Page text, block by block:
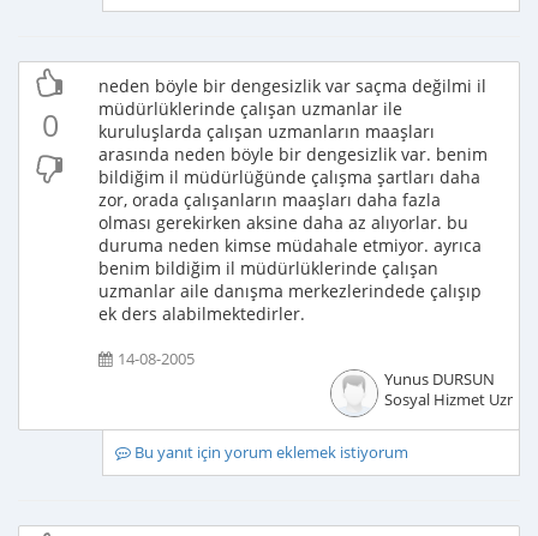
0
neden böyle bir dengesizlik var saçma değilmi il
müdürlüklerinde çalışan uzmanlar ile
kuruluşlarda çalışan uzmanların maaşları
arasında neden böyle bir dengesizlik var. benim
bildiğim il müdürlüğünde çalışma şartları daha
zor, orada çalışanların maaşları daha fazla
olması gerekirken aksine daha az alıyorlar. bu
duruma neden kimse müdahale etmiyor. ayrıca
benim bildiğim il müdürlüklerinde çalışan
uzmanlar aile danışma merkezlerindede çalışıp
ek ders alabilmektedirler.
14-08-2005
Yunus DURSUN
Sosyal Hizmet
Bu yanıt için yorum eklemek istiyorum